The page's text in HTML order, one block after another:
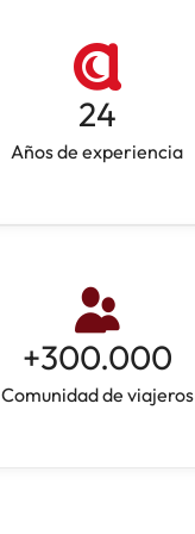
24
Años de experiencia
+300.000
Comunidad de viajeros